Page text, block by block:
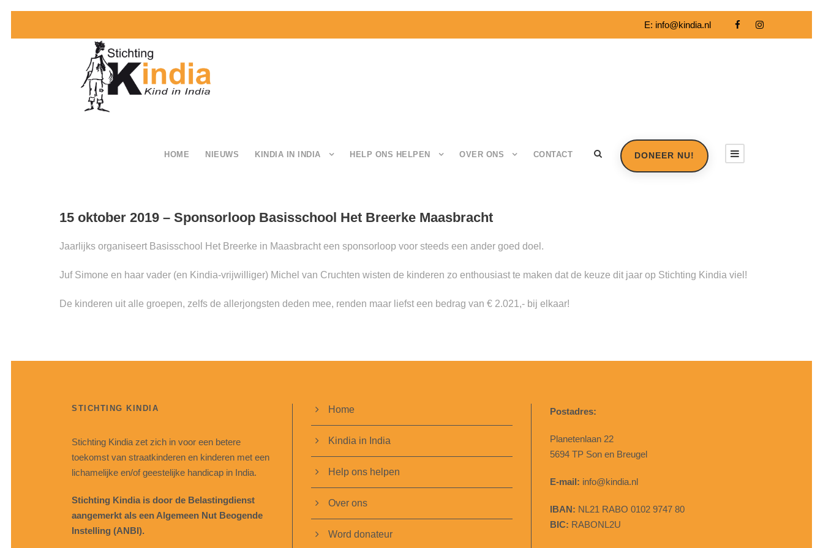
E: info@kindia.nl
HOME NIEUWS KINDIA IN INDIA HELP ONS HELPEN OVER ONS CONTACT DONEER NU!
15 oktober 2019 – Sponsorloop Basisschool Het Breerke Maasbracht
Jaarlijks organiseert Basisschool Het Breerke in Maasbracht een sponsorloop voor steeds een ander goed doel.
Juf Simone en haar vader (en Kindia-vrijwilliger) Michel van Cruchten wisten de kinderen zo enthousiast te maken dat de keuze dit jaar op Stichting Kindia viel!
De kinderen uit alle groepen, zelfs de allerjongsten deden mee, renden maar liefst een bedrag van € 2.021,- bij elkaar!
STICHTING KINDIA
Stichting Kindia zet zich in voor een betere
toekomst van straatkinderen en kinderen met een
lichamelijke en/of geestelijke handicap in India.
Stichting Kindia is door de Belastingdienst
aangemerkt als een Algemeen Nut Beogende
Instelling (ANBI).
Home
Kindia in India
Help ons helpen
Over ons
Word donateur
Postadres:
Planetenlaan 22
5694 TP Son en Breugel
E-mail: info@kindia.nl
IBAN: NL21 RABO 0102 9747 80
BIC: RABONL2U